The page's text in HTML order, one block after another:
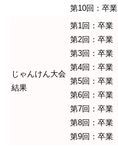
第10回：卒業
じゃんけん大会
結果
第1回：卒業
第2回：卒業
第3回：卒業
第4回：卒業
第5回：卒業
第6回：卒業
第7回：卒業
第8回：卒業
第9回：卒業